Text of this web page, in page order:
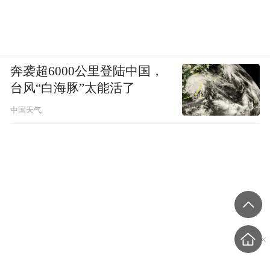
奔袭超6000公里登陆中国，
台风“白海豚”太能活了
中国天气